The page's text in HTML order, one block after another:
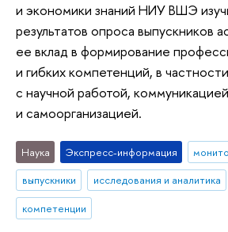
и экономики знаний НИУ ВШЭ
результатов опроса выпускников
ее вклад в формирование
и гибких компетенций, в
с научной работой, коммуникацией
и самоорганизацией.
Наука Экспресс-информация
выпускники
исследования и аналитика
компетенции